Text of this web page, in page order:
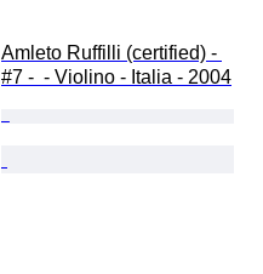
Amleto Ruffilli (certified) -
#7 -  - Violino - Italia - 2004